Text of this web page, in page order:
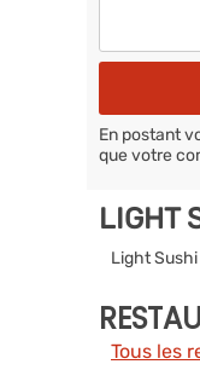
En postant
que votre
LIGHT
Light Sushi
Tous les